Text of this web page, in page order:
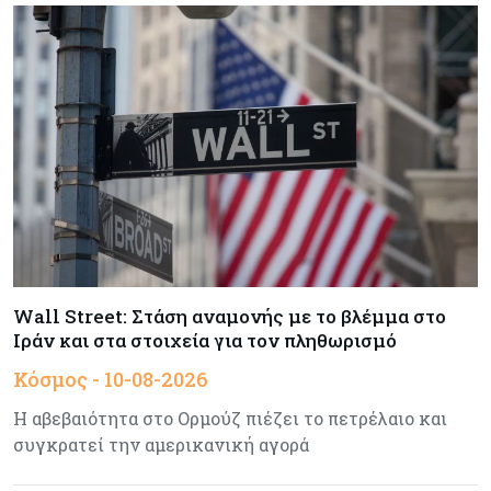
Υποχωρεί η ζήτηση ηλεκτρικής ενέργειας – Τι
διαβεβαιώνει ο ΔΣΜΚ
Κύπρος 10-08-2026
Πάνω από τον μέσο όρο της ΕΕ οι επαγγελματίες
πυροσβέστες στην Κύπρο
Κύπρος 10-08-2026
Σήμα για βελτίωση των προοπτικών της
οικονομίας – Μικρή η υποχώρηση του ΣΠΟΔ τον
Ιούλιο
Στα €4,68 δισ. το έλλειμμα του εμπορικού
ισοζυγίου
Κόσμος 10-08-2026
Wall Street: Στάση αναμονής με το βλέμμα στο
Ιράν και στα στοιχεία για τον πληθωρισμό
Κόσμος - 10-08-2026
Η αβεβαιότητα στο Ορμούζ πιέζει το πετρέλαιο και
συγκρατεί την αμερικανική αγορά